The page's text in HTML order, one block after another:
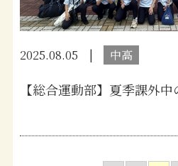
2025.08.05 中高
【総合運動部】夏季課外中